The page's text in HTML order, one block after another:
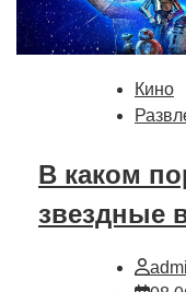
Кино
В каком
звездные